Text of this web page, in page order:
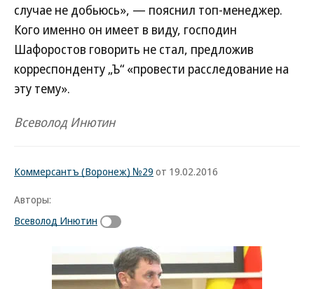
случае не добьюсь», — пояснил топ-менеджер.
Кого именно он имеет в виду, господин
Шафоростов говорить не стал, предложив
корреспонденту „Ъ“ «провести расследование на
эту тему».
Всеволод Инютин
Коммерсантъ (Воронеж) №29 от 19.02.2016
Авторы:
Всеволод Инютин